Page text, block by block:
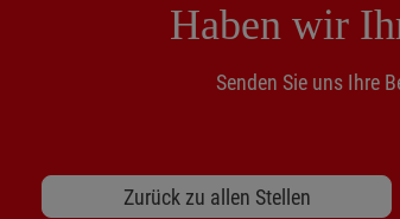
Haben wir
Senden Sie uns Ihre
Zurück zu allen Stellen